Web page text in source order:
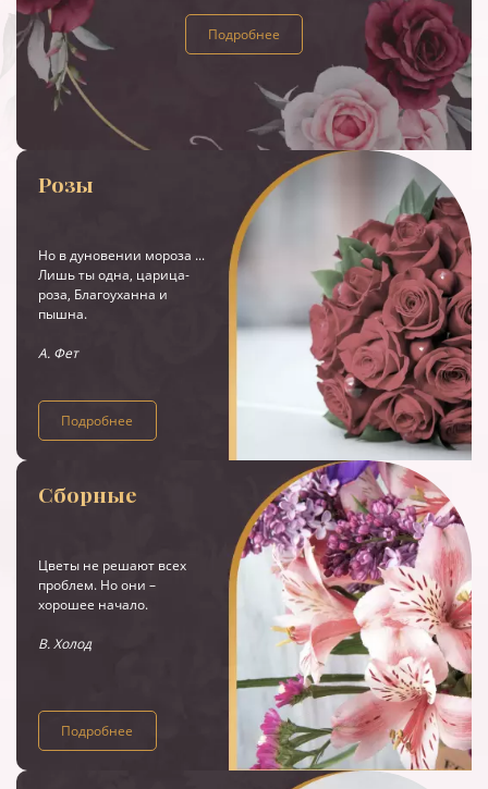
Подробнее
Розы
Но в дуновении мороза ...
Лишь ты одна, царица-
роза, Благоуханна и
пышна.
А. Фет
Подробнее
Сборные
Цветы не решают всех
проблем. Но они –
хорошее начало.
В. Холод
Подробнее